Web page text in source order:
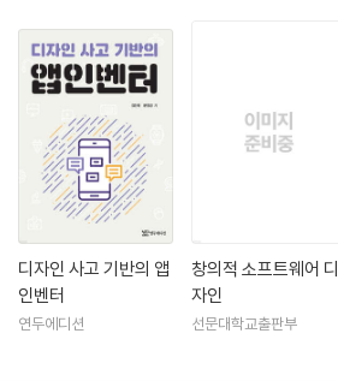
디자인 사고 기반의 앱
인벤터
연두에디션
창의적 소프트웨어 디
자인
선문대학교출판부